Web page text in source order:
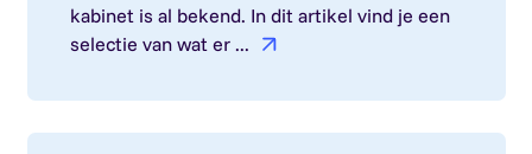
kabinet is al bekend. In dit artikel vind je een
selectie van wat er ...